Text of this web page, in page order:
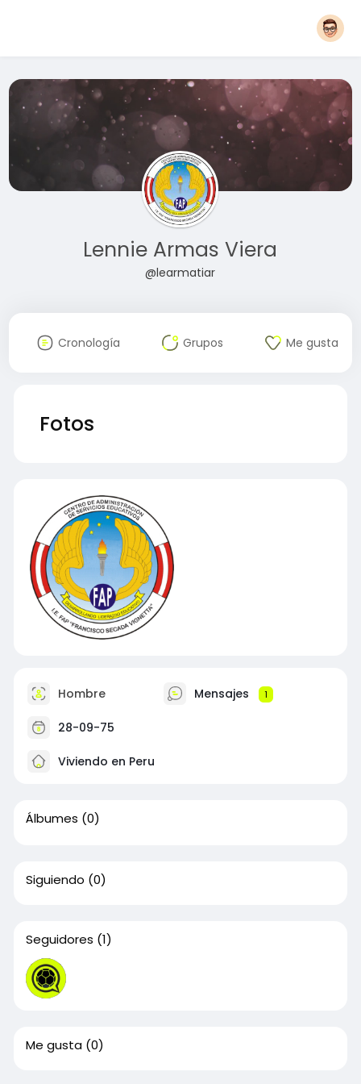
Lennie Armas Viera
@learmatiar
Cronología Grupos Me gusta
Fotos
Hombre Mensajes 1
28-09-75
Viviendo en Peru
Álbumes (0)
Siguiendo (0)
Seguidores (1)
Me gusta (0)